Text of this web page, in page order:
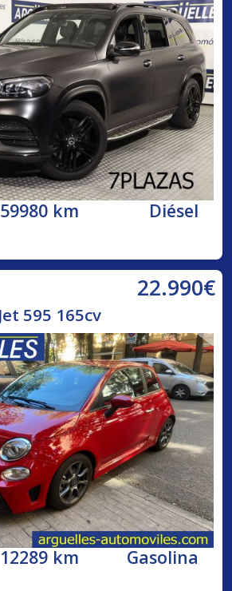
59980 km Diésel
22.990€
595 165cv
12289 km Gasolina